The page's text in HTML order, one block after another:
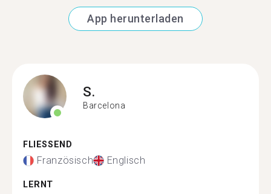
App herunterladen
S.
Barcelona
FLIESSEND
Französisch Englisch
LERNT